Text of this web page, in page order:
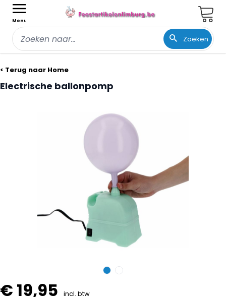
Menu
Zoeken
< Terug naar Home
Electrische ballonpomp
€ 19,95 incl. btw